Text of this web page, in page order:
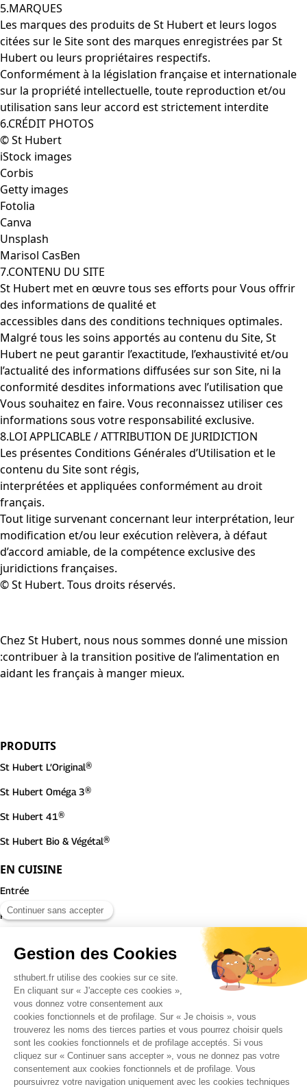
5.MARQUES
Les marques des produits de St Hubert et leurs logos
citées sur le Site sont des marques enregistrées par St
Hubert ou leurs propriétaires respectifs.
Conformément à la législation française et internationale
sur la propriété intellectuelle, toute reproduction et/ou
utilisation sans leur accord est strictement interdite
6.CRÉDIT PHOTOS
© St Hubert
iStock images
Corbis
Getty images
Fotolia
Canva
Unsplash
Marisol CasBen
7.CONTENU DU SITE
St Hubert met en œuvre tous ses efforts pour Vous offrir
des informations de qualité et
accessibles dans des conditions techniques optimales.
Malgré tous les soins apportés au contenu du Site, St
Hubert ne peut garantir l’exactitude, l’exhaustivité et/ou
l’actualité des informations diffusées sur son Site, ni la
conformité desdites informations avec l’utilisation que
Vous souhaitez en faire. Vous reconnaissez utiliser ces
informations sous votre responsabilité exclusive.
8.LOI APPLICABLE / ATTRIBUTION DE JURIDICTION
Les présentes Conditions Générales d’Utilisation et le
contenu du Site sont régis,
interprétées et appliquées conformément au droit
français.
Tout litige survenant concernant leur interprétation, leur
modification et/ou leur exécution relèvera, à défaut
d’accord amiable, de la compétence exclusive des
juridictions françaises.
© St Hubert. Tous droits réservés.
Chez St Hubert, nous nous sommes donné une mission
:contribuer à la transition positive de l’alimentation en
aidant les français à manger mieux.
PRODUITS
St Hubert L’Original®
St Hubert Oméga 3®
St Hubert 41®
St Hubert Bio & Végétal®
EN CUISINE
Entrée
Plat
Notre histoire
Notre entreprise
Nous rejoindre
Nos engagements